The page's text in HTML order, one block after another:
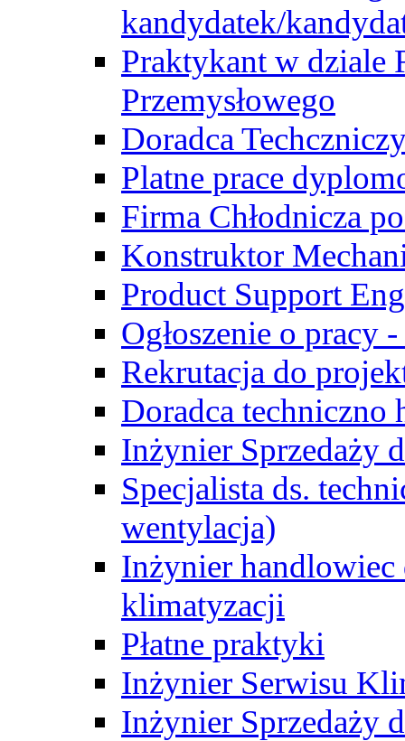
kandydatek/
Praktykant w dziale
Przemysłowego
Doradca
Platne prace
Firma Chłodnicza
Konstruktor
Product Support
Ogłoszenie o pracy
Rekrutacja do
Doradca techniczno
Inżynier Sprzedaży
Specjalista ds.
wentylacja)
Inżynier handlowiec
klimatyzacji
Płatne praktyki
Inżynier Serwisu
Inżynier Sprzedaży